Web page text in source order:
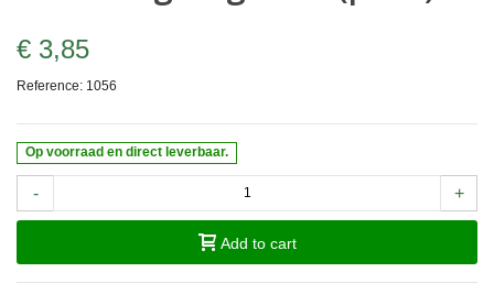
€ 3,85
Reference: 1056
Op voorraad en direct leverbaar.
- +
Add to cart